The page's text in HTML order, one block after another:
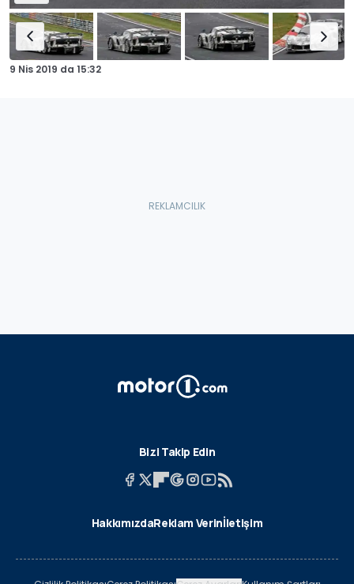
9 Nis 2019 da 15:32
Bizi Takip Edin
HakkımızdaReklam Verinİletişim